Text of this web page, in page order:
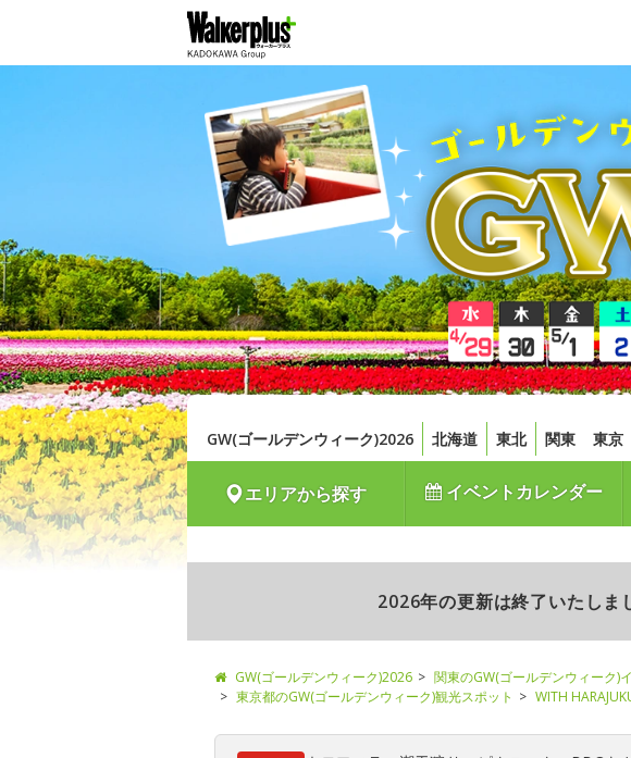
GW(ゴールデンウィーク)2026 北海道 東北 関東 東京
エリアから探す イベントカレンダー
2026年の更新は終了いたしま
GW(ゴールデンウィーク)2026 関東のGW(ゴールデンウィーク)
東京都のGW(ゴールデンウィーク)観光スポット
WITH